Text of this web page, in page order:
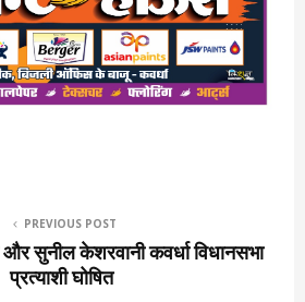
PREVIOUS POST
और सुनील केशरवानी कवर्धा विधानसभा
प्रत्याशी घोषित